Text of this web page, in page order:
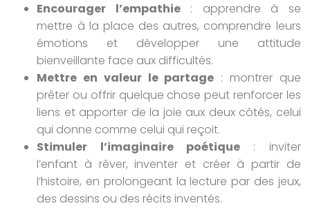
Encourager l’empathie: apprendre à se
mettre à la place des autres, comprendre leurs
émotions et développer une attitude
bienveillante face aux difficultés.
Mettre en valeur le partage : montrer que
prêter ou offrir quelque chose peut renforcer les
liens et apporter de la joie aux deux côtés, celui
qui donne comme celui qui reçoit.
Stimuler l’imaginaire poétique : inviter
l’enfant à rêver, inventer et créer à partir de
l’histoire, en prolongeant la lecture par des jeux,
des dessins ou des récits inventés.